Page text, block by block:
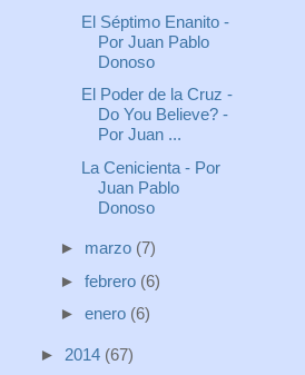
El Séptimo Enanito -
Por Juan Pablo
Donoso
El Poder de la Cruz -
Do You Believe? -
Por Juan ...
La Cenicienta - Por
Juan Pablo
Donoso
► marzo (7)
► febrero (6)
► enero (6)
► 2014 (67)